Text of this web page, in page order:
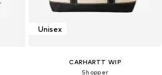
Unisex
CARHARTT WIP
Shopper